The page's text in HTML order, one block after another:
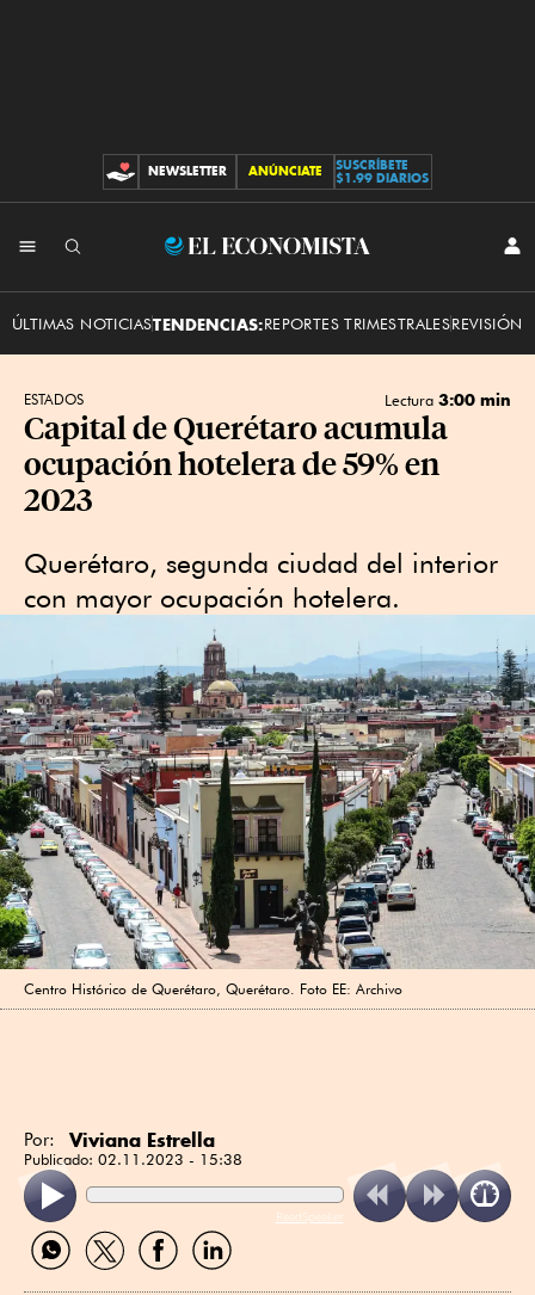
CONTRIBUCIONES
NEWSLETTER ANÚNCIATE
SUSCRÍBETE
$1.99 DIARIOS
El
ÚLTIMAS NOTICIASTENDENCIAS:REPORTES TRIMESTRALESREVISIÓN
ESTADOS Lectura 3:00 min
Capital de Querétaro acumula
ocupación hotelera de 59% en
2023
Querétaro, segunda ciudad del interior
con mayor ocupación hotelera.
Centro Histórico de Querétaro, Querétaro. Foto EE: Archivo
Por: Viviana Estrella
Publicado: 02.11.2023 - 15:38
ReadSpeaker
Compartir
por
Compartir
por
Compartir
por
Compartir
por